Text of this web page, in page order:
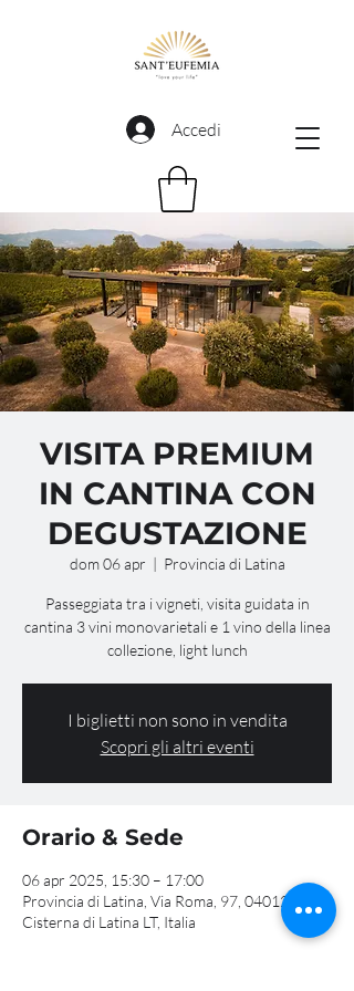
Accedi
VISITA PREMIUM
IN CANTINA CON
DEGUSTAZIONE
dom 06 apr
  |
Provincia di Latina
Passeggiata tra i vigneti, visita guidata in
cantina 3 vini monovarietali e 1 vino della linea
collezione, light lunch
I biglietti non sono in vendita
Scopri gli altri eventi
Orario & Sede
06 apr 2025, 15:30 – 17:00
Provincia di Latina, Via Roma, 97, 04012
Cisterna di Latina LT, Italia